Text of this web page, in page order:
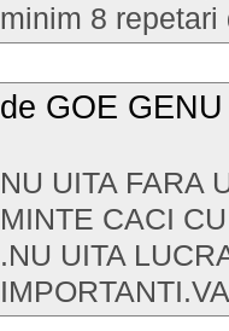
minim 8
de GOE GENU
NU UITA FARA
MINTE CACI
.NU UITA